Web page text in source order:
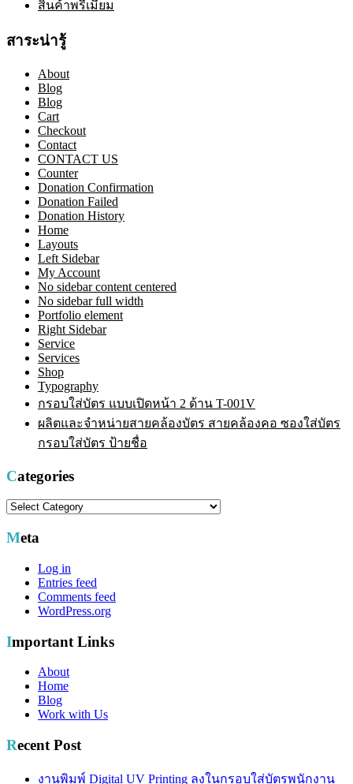
สินค้าพรีเมี่ยม
สาระน่ารู้
About
Blog
Blog
Cart
Checkout
Contact
CONTACT US
Counter
Donation Confirmation
Donation Failed
Donation History
Home
Layouts
Left Sidebar
My Account
No sidebar content centered
No sidebar full width
Portfolio element
Right Sidebar
Service
Services
Shop
Typography
กรอบใส่บัตร แบบเปิดหน้า 2 ด้าน T-001V
ผลิตและจำหน่ายสายคล้องบัตร สายคล้องคอ ซองใส่บัตร
กรอบใส่บัตร ป้ายชื่อ
Categories
Categories
Meta
Log in
Entries feed
Comments feed
WordPress.org
Important Links
About
Home
Blog
Work with Us
Recent Post
งานพิมพ์ Digital UV Printing ลงในกรอบใส่บัตรพนักงาน